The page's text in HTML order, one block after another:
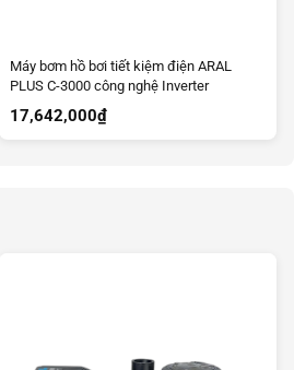
Máy bơm hồ bơi tiết kiệm điện ARAL
PLUS C-3000 công nghệ Inverter
17,642,000₫